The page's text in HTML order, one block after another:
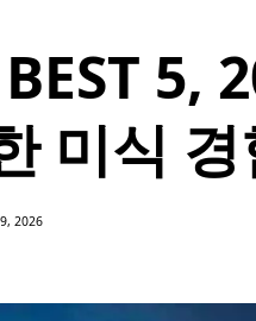
5,
미식 경
2026